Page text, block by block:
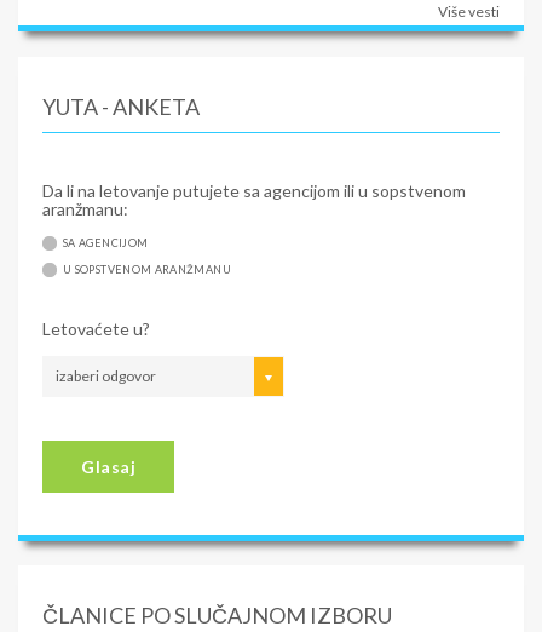
Više vesti
YUTA - ANKETA
Da li na letovanje putujete sa agencijom ili u sopstvenom
aranžmanu:
SA AGENCIJOM
U SOPSTVENOM ARANŽMANU
Letovaćete u?
izaberi odgovor
Glasaj
ČLANICE PO SLUČAJNOM IZBORU